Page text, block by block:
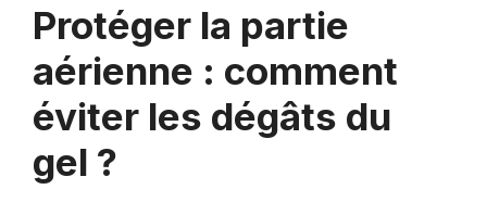
Protéger la partie
aérienne : comment
éviter les dégâts du
gel ?